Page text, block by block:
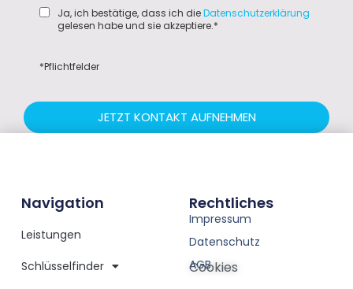
Ja, ich bestätige, dass ich dieDatenschutzerklärung
gelesen habe und sie akzeptiere.*
*Pflichtfelder
JETZT KONTAKT AUFNEHMEN
Navigation
Leistungen
Schlüsselfinder
Rechtliches
Impressum
Datenschutz
AGB
Cookies